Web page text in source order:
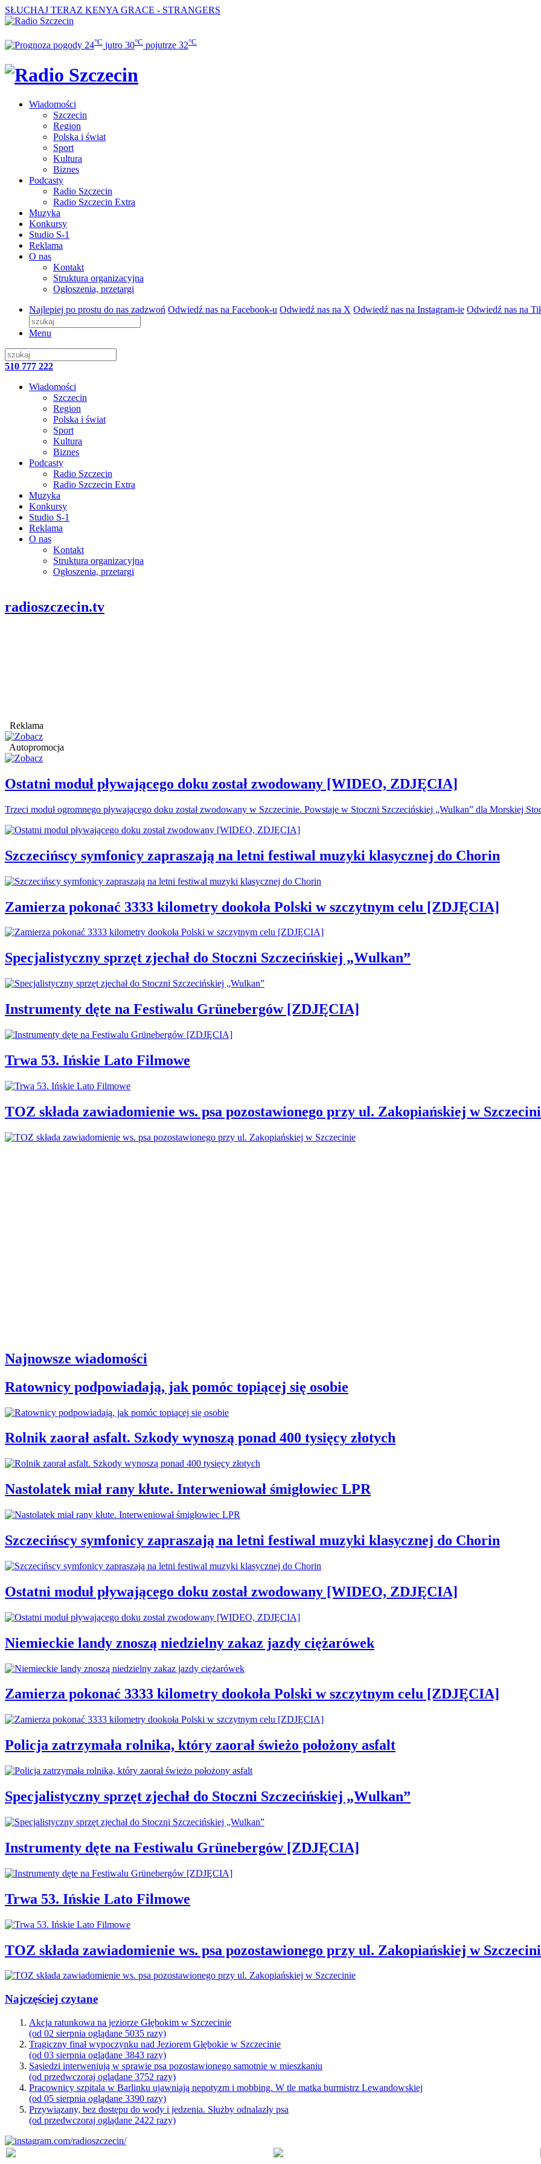
SŁUCHAJ TERAZ KENYA GRACE - STRANGERS
24°C jutro 30°C pojutrze 32°C
Wiadomości
Szczecin
Region
Polska i świat
Sport
Kultura
Biznes
Podcasty
Radio Szczecin
Radio Szczecin Extra
Muzyka
Konkursy
Studio S-1
Reklama
O nas
Kontakt
Struktura organizacyjna
Ogłoszenia, przetargi
Najlepiej po prostu do nas zadzwoń Odwiedź nas na Facebook-u Odwiedź nas na X Odwiedź nas na Instagram-ie Odwiedź nas na
Menu
510 777 222
Wiadomości
Szczecin
Region
Polska i świat
Sport
Kultura
Biznes
Podcasty
Radio Szczecin
Radio Szczecin Extra
Muzyka
Konkursy
Studio S-1
Reklama
O nas
Kontakt
Struktura organizacyjna
Ogłoszenia, przetargi
radioszczecin.tv
Reklama
Autopromocja
Ostatni moduł pływającego doku został zwodowany [WIDEO, ZDJĘCIA]
Trzeci moduł ogromnego pływającego doku został zwodowany w Szczecinie. Powstaje w Stoczni Szczecińskiej „Wulkan” dla Morskiej
Szczecińscy symfonicy zapraszają na letni festiwal muzyki klasycznej do Chorin
Zamierza pokonać 3333 kilometry dookoła Polski w szczytnym celu [ZDJĘCIA]
Specjalistyczny sprzęt zjechał do Stoczni Szczecińskiej „Wulkan”
Instrumenty dęte na Festiwalu Grünebergów [ZDJĘCIA]
Trwa 53. Ińskie Lato Filmowe
TOZ składa zawiadomienie ws. psa pozostawionego przy ul. Zakopiańskiej w
Najnowsze wiadomości
Ratownicy podpowiadają, jak pomóc topiącej się osobie
Rolnik zaorał asfalt. Szkody wynoszą ponad 400 tysięcy złotych
Nastolatek miał rany kłute. Interweniował śmigłowiec LPR
Szczecińscy symfonicy zapraszają na letni festiwal muzyki klasycznej do Chorin
Ostatni moduł pływającego doku został zwodowany [WIDEO, ZDJĘCIA]
Niemieckie landy znoszą niedzielny zakaz jazdy ciężarówek
Zamierza pokonać 3333 kilometry dookoła Polski w szczytnym celu [ZDJĘCIA]
Policja zatrzymała rolnika, który zaorał świeżo położony asfalt
Specjalistyczny sprzęt zjechał do Stoczni Szczecińskiej „Wulkan”
Instrumenty dęte na Festiwalu Grünebergów [ZDJĘCIA]
Trwa 53. Ińskie Lato Filmowe
TOZ składa zawiadomienie ws. psa pozostawionego przy ul. Zakopiańskiej w
Najczęściej czytane
Akcja ratunkowa na jeziorze Głębokim w Szczecinie
(od 02 sierpnia oglądane 5035 razy)
Tragiczny finał wypoczynku nad Jeziorem Głębokie w Szczecinie
(od 03 sierpnia oglądane 3843 razy)
Sąsiedzi interweniują w sprawie psa pozostawionego samotnie w mieszkaniu
(od przedwczoraj oglądane 3752 razy)
Pracownicy szpitala w Barlinku ujawniają nepotyzm i mobbing. W tle matka burmistrz Lewandowskiej
(od 05 sierpnia oglądane 3390 razy)
Przywiązany, bez dostępu do wody i jedzenia. Służby odnalazły psa
(od przedwczoraj oglądane 2422 razy)